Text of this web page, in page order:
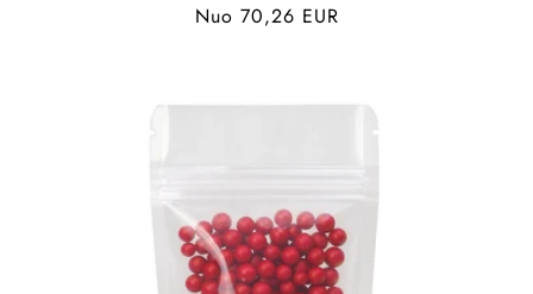
Įprasta
Nuo 70,26 EUR